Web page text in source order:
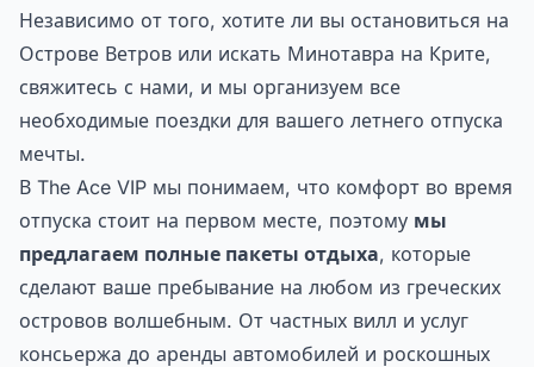
Независимо от того, хотите ли вы остановиться на
Острове Ветров или искать Минотавра на Крите,
свяжитесь с нами, и мы организуем все
необходимые поездки для вашего летнего отпуска
мечты.
В The Ace VIP мы понимаем, что комфорт во время
отпуска стоит на первом месте, поэтому мы
предлагаем полные пакеты отдыха, которые
сделают ваше пребывание на любом из греческих
островов волшебным. От частных вилл и услуг
консьержа до аренды автомобилей и роскошных